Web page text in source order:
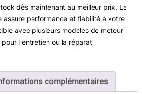
dès maintenant au meilleur prix. La
assure performance et fiabilité à votre
avec plusieurs modèles de moteur
pour l entretien ou la réparat
complémentaires